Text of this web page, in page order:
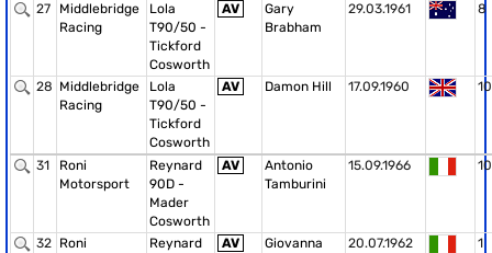
27
Middlebridge
Racing
Lola
T90/50 -
Tickford
Cosworth
AV
Gary
Brabham
29.03.1961 8
28 Middlebridge
Racing
Lola
T90/50 -
Tickford
Cosworth
AV Damon Hill 17.09.1960 10
31
Roni
Motorsport
Reynard
90D -
Mader
Cosworth
AV
Antonio
Tamburini
15.09.1966 10
32 Roni
Reynard
AV
Giovanna
20.07.1962 1